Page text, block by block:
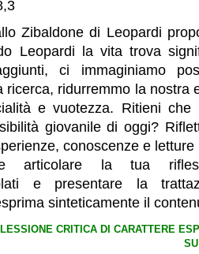
Zibaldone di Leopardi
Leopardi la vita trova
ci immaginiamo
ridurremmo la nostra
e vuotezza. Ritieni
giovanile di oggi?
conoscenze e letture
articolare la tua
e presentare la
sinteticamente il
CRITICA DI CARATTERE